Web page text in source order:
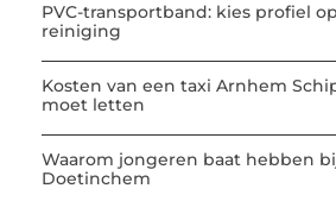
PVC-transportband: kies profiel
reiniging
Kosten van een taxi Arnhem
moet letten
Waarom jongeren baat hebben
Doetinchem